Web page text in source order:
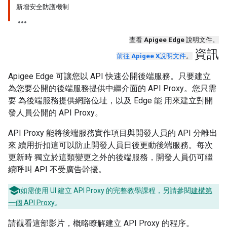
新增安全防護機制
查看 Apigee Edge 說明文件。
前往 Apigee X說明文件。 資訊
Apigee Edge 可讓您以 API 快速公開後端服務。只要建立
為您要公開的後端服務提供中繼介面的 API Proxy。您只需
要 為後端服務提供網路位址，以及 Edge 能 用來建立對開
發人員公開的 API Proxy。
API Proxy 能將後端服務實作項目與開發人員的 API 分離出
來 續用折扣這可以防止開發人員日後更動後端服務。每次
更新時 獨立於這類變更之外的後端服務，開發人員仍可繼
續呼叫 API 不受廣告幹擾。
如需使用 UI 建立 API Proxy 的完整教學課程，另請參閱建構第
一個 API Proxy。
請觀看這部影片，概略瞭解建立 API Proxy 的程序。